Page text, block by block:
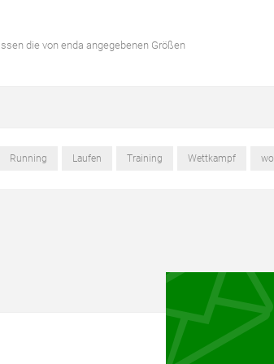
die von enda angegebenen Größen
Running Laufen Training Wettkampf